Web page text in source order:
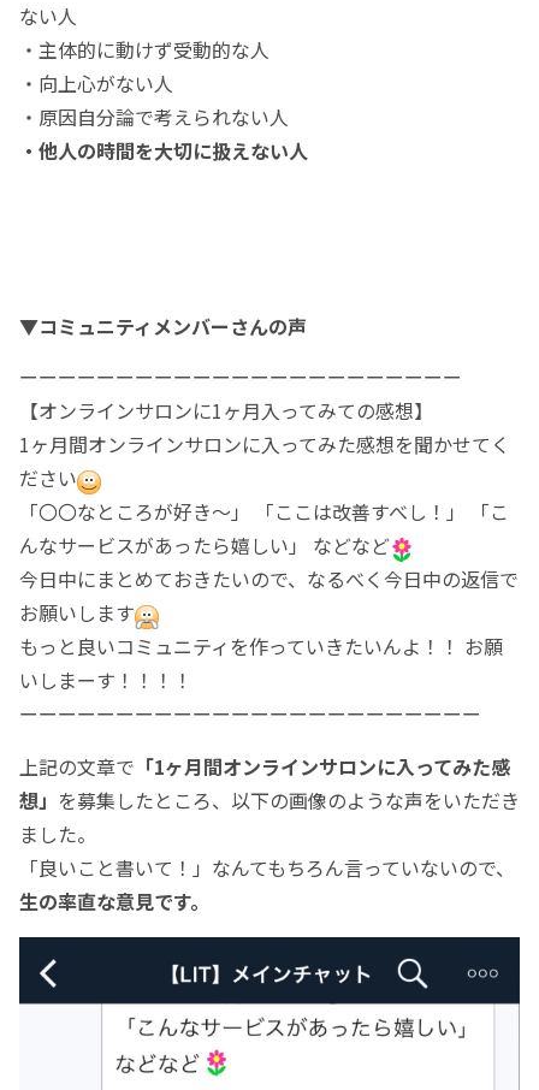
ない人
・主体的に動けず受動的な人
・向上心がない人
・原因自分論で考えられない人
・他人の時間を大切に扱えない人
▼コミュニティメンバーさんの声
ーーーーーーーーーーーーーーーーーーーーーーー
【オンラインサロンに1ヶ月入ってみての感想】
1ヶ月間オンラインサロンに入ってみた感想を聞かせてく
ださい
「〇〇なところが好き〜」 「ここは改善すべし！」 「こ
んなサービスがあったら嬉しい」 などなど
今日中にまとめておきたいので、なるべく今日中の返信で
お願いします
もっと良いコミュニティを作っていきたいんよ！！ お願
いしまーす！！！！
ーーーーーーーーーーーーーーーーーーーーーーーー
上記の文章で 「1ヶ月間オンラインサロンに入ってみた感
想」 を募集したところ、以下の画像のような声をいただき
ました。
「良いこと書いて！」なんてもちろん言っていないので、
生の率直な意見です。